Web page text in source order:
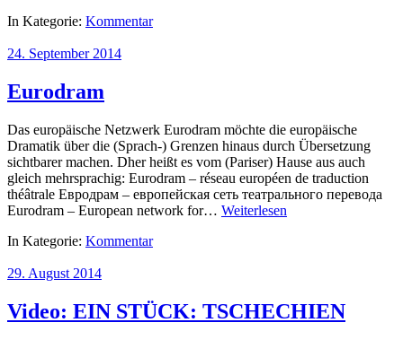
In Kategorie: Kommentar
24. September 2014
Eurodram
Das europäische Netzwerk Eurodram möchte die europäische
Dramatik über die (Sprach-) Grenzen hinaus durch Übersetzung
sichtbarer machen. Dher heißt es vom (Pariser) Hause aus auch
gleich mehrsprachig: Eurodram – réseau européen de traduction
théâtrale Евродрам – европейская сеть театрального перевода
Eurodram – European network for… Weiterlesen
In Kategorie: Kommentar
29. August 2014
Video: EIN STÜCK: TSCHECHIEN